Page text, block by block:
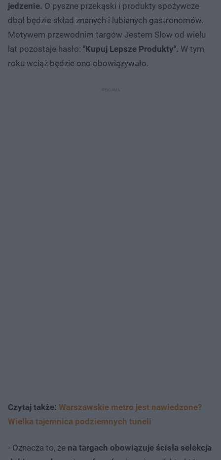
jedzenie. O pyszne przekąski i produkty spożywcze
dbał będzie skład znanych i lubianych gastronomów.
Motywem przewodnim targów Jestem Slow od wielu
lat pozostaje hasło: "Kupuj Lepsze Produkty". W tym
roku wciąż będzie ono obowiązywało.
Czytaj także: Warszawskie metro jest nawiedzone?
Wielka tajemnica podziemnych tuneli
- Oznacza to, że na targach obowiązuje ścisła selekcja